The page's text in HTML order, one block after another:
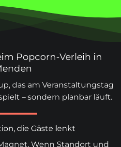
Popcorn-Verleih in
das am Veranstaltungstag
– sondern planbar läuft.
die Gäste lenkt
Wenn Standort und